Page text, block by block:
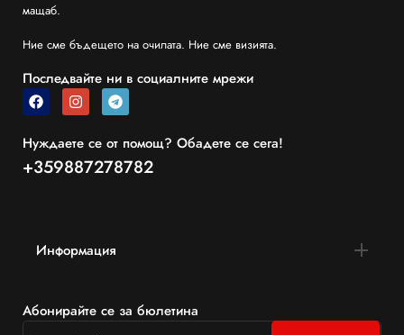
мащаб.
Ние сме бъдещето на очилата. Ние сме визията.
Последвайте ни в социалните мрежи
Нуждаете се от помощ? Обадете се сега!
+359887278782
Информация
Абонирайте се за бюлетина